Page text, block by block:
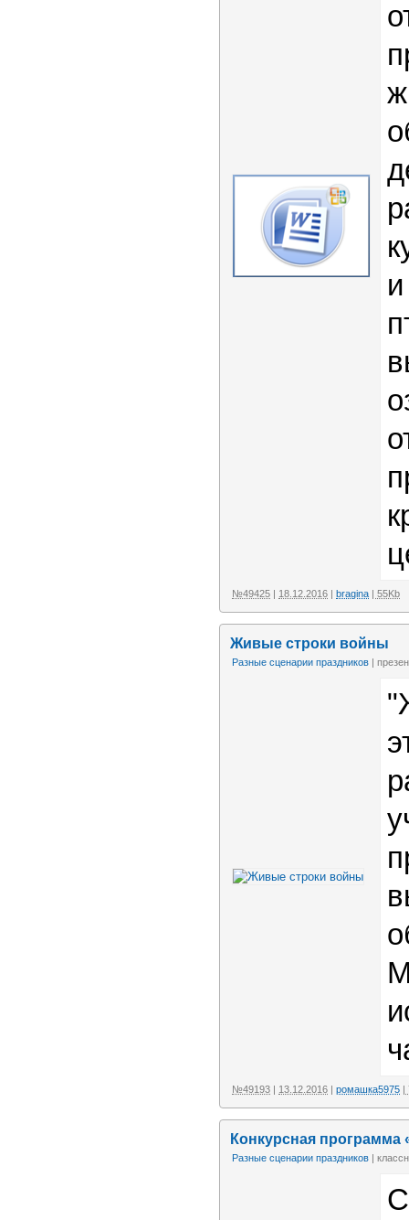
№49425 | 18.12.2016 | bragina | 55Kb
Живые строки войны
Разные сценарии праздников |
№49193 | 13.12.2016 | ромашка5975 |
Конкурсная программа
Разные сценарии праздников |